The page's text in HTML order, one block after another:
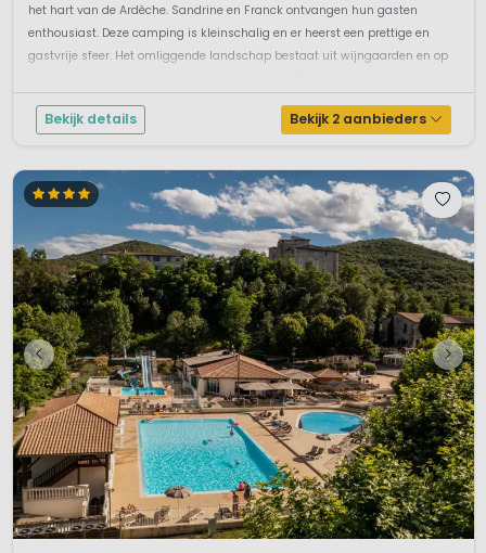
het hart van de Ardèche. Sandrine en Franck ontvangen hun gasten
enthousiast. Deze camping is kleinschalig en er heerst een prettige en
gastvrije sfeer. Het omliggende landschap bestaat uit wijngaarden en op
Bekijk details Bekijk 2 aanbieders